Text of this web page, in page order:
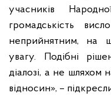
учасників
громадськість
неприйнятним, на
увагу. Подібні
діалозі, а не шляхом
відносин», –